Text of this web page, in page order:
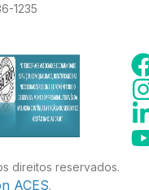
1235
direitos reservados.
ACES.